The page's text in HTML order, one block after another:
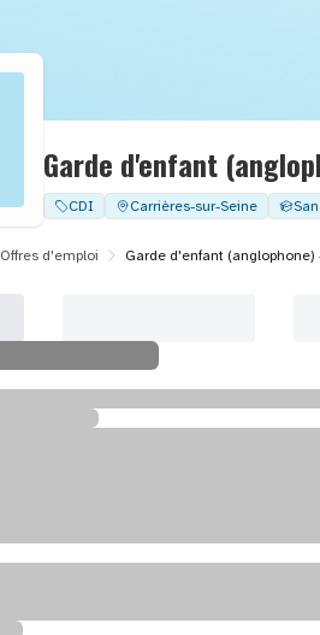
Garde d'enfant
CDI Carrières-sur-Seine
Offres d'emploi Garde d'enfant (anglophone)